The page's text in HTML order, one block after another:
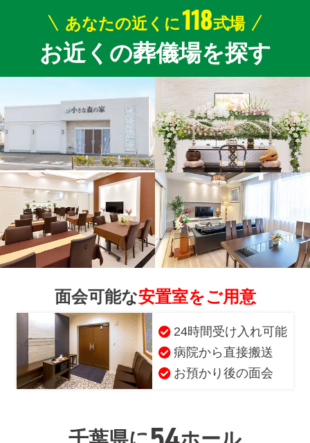
あなたの近くに118式場
お近くの葬儀場を探す
面会可能な安置室をご用意
24時間受け入れ可能
病院から直接搬送
お預かり後の面会